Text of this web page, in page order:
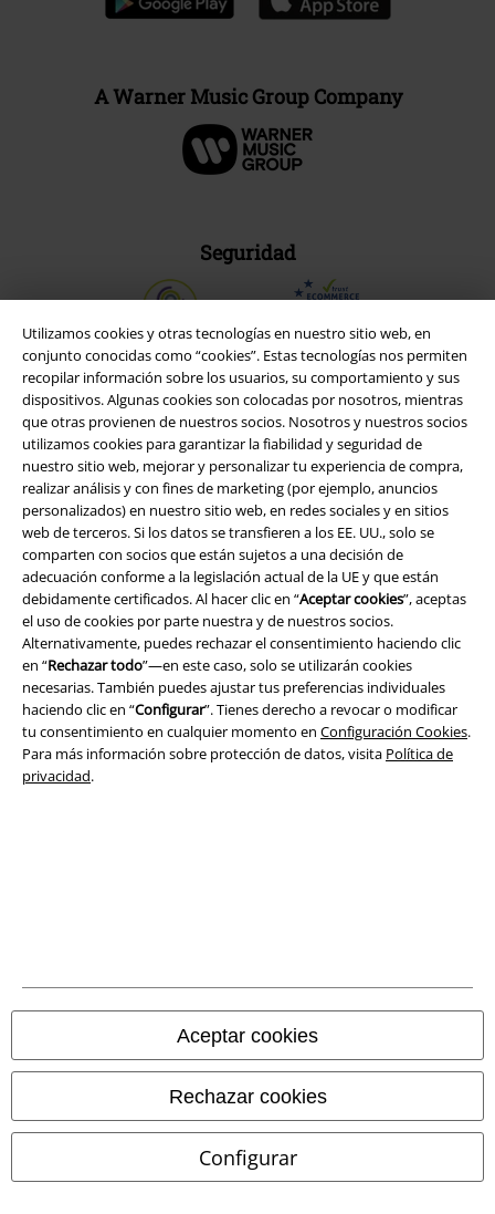
Utilizamos cookies y otras tecnologías en nuestro sitio web, en
conjunto conocidas como “cookies”. Estas tecnologías nos permiten
recopilar información sobre los usuarios, su comportamiento y sus
dispositivos. Algunas cookies son colocadas por nosotros, mientras
que otras provienen de nuestros socios. Nosotros y nuestros socios
utilizamos cookies para garantizar la fiabilidad y seguridad de
nuestro sitio web, mejorar y personalizar tu experiencia de compra,
realizar análisis y con fines de marketing (por ejemplo, anuncios
personalizados) en nuestro sitio web, en redes sociales y en sitios
web de terceros. Si los datos se transfieren a los EE. UU., solo se
comparten con socios que están sujetos a una decisión de
adecuación conforme a la legislación actual de la UE y que están
debidamente certificados. Al hacer clic en “Aceptar cookies”, aceptas
el uso de cookies por parte nuestra y de nuestros socios.
Alternativamente, puedes rechazar el consentimiento haciendo clic
en “Rechazar todo”—en este caso, solo se utilizarán cookies
necesarias. También puedes ajustar tus preferencias individuales
haciendo clic en “Configurar”. Tienes derecho a revocar o modificar
tu consentimiento en cualquier momento en Configuración Cookies.
Para más información sobre protección de datos, visita Política de
privacidad.
Aceptar cookies
Rechazar cookies
Configurar
A Warner Music Group Company
Seguridad
Legal
Términos y Condiciones
Aviso Legal
Ley protección de datos
Eliminación de residuos y protección del medioambiente
Todos los precios incluyen el IVA pero no losgastos de transporte
© 1986-2026 E.M.P. Merchandising HGmbH
Tiendas EMP online